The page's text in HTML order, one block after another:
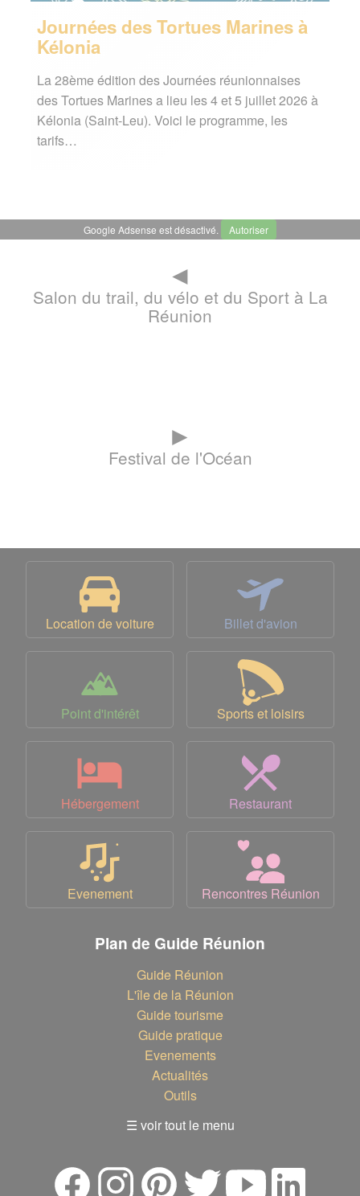
Journées des Tortues Marines à
Kélonia
La 28ème édition des Journées réunionnaises
des Tortues Marines a lieu les 4 et 5 juillet 2026 à
Kélonia (Saint-Leu). Voici le programme, les
tarifs…
Google Adsense est désactivé. Autoriser
◄
Salon du trail, du vélo et du Sport à La
Réunion
►
Festival de l'Océan
Location de voiture Billet d'avion
Point d'intérêt Sports et loisirs
Hébergement Restaurant
Evenement Rencontres Réunion
Plan de Guide Réunion
Guide Réunion
L'île de la Réunion
Guide tourisme
Guide pratique
Evenements
Actualités
Outils
☰ voir tout le menu